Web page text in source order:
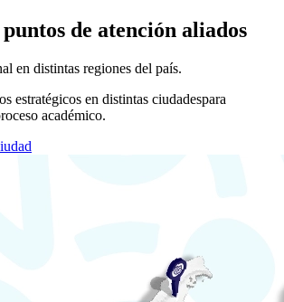
de atención aliados
en distintas regiones del país.
estratégicos en distintas ciudadespara
académico.